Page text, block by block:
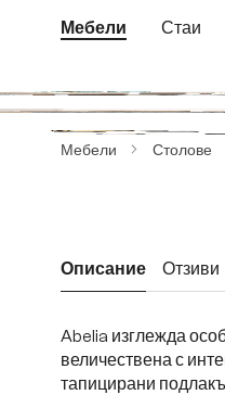
към основното
Преминете към търсенето
Преминете към
Мебели Стаи
Мебели Столове
Описание Отзиви
Abelia изглежда
величествена с
тапицирани